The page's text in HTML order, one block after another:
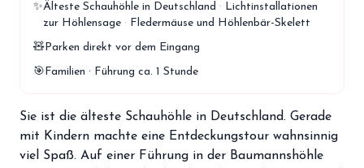
menu_book Guides
map Karte
storefront Shop
loyalty Mitgliedschaft
✨Älteste Schauhöhle in Deutschland · Lichtinstallationen
zur Höhlensage · Fledermäuse und Höhlenbär-Skelett
🧸Parken direkt vor dem Eingang
🎯Familien · Führung ca. 1 Stunde
Sie ist die älteste Schauhöhle in Deutschland. Gerade
mit Kindern machte eine Entdeckungstour wahnsinnig
viel Spaß. Auf einer Führung in der Baumannshöhle